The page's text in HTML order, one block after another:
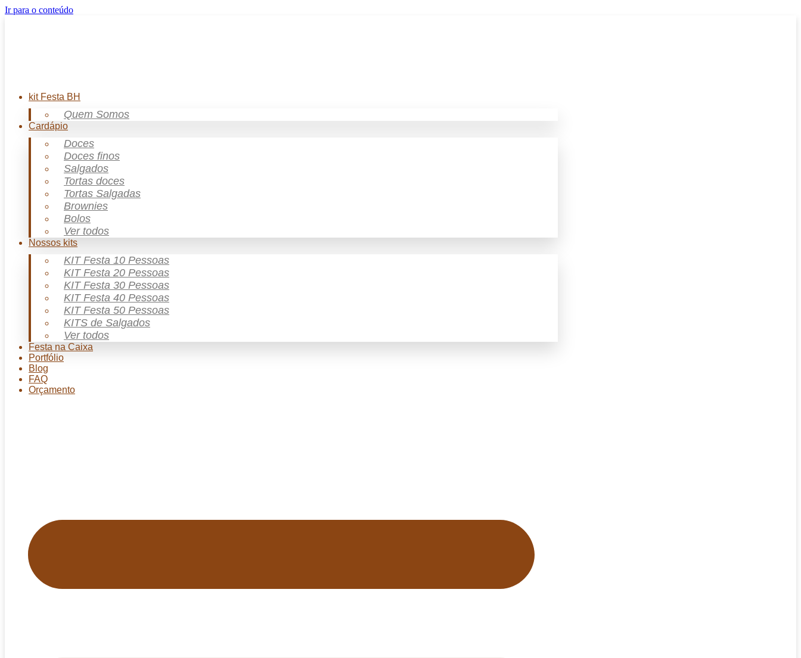
Ir para o conteúdo
kit Festa BH
Quem Somos
Cardápio
Doces
Doces finos
Salgados
Tortas doces
Tortas Salgadas
Brownies
Bolos
Ver todos
Nossos kits
KIT Festa 10 Pessoas
KIT Festa 20 Pessoas
KIT Festa 30 Pessoas
KIT Festa 40 Pessoas
KIT Festa 50 Pessoas
KITS de Salgados
Ver todos
Festa na Caixa
Portfólio
Blog
FAQ
Orçamento